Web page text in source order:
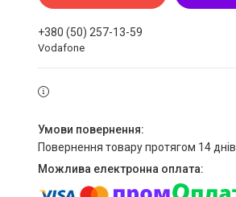
+380 (50) 257-13-59
Vodafone
повернення товару протягом 14 днів